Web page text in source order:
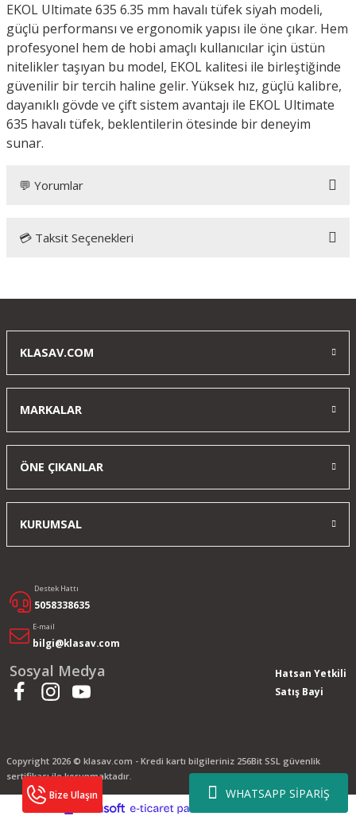
WHATSAPP SİPARİŞ
EKOL Ultimate 635 6.35 mm havalı tüfek siyah modeli,
güçlü performansı ve ergonomik yapısı ile öne çıkar. Hem
profesyonel hem de hobi amaçlı kullanıcılar için üstün
nitelikler taşıyan bu model, EKOL kalitesi ile birleştiğinde
güvenilir bir tercih haline gelir. Yüksek hız, güçlü kalibre,
dayanıklı gövde ve çift sistem avantajı ile EKOL Ultimate
635 havalı tüfek, beklentilerin ötesinde bir deneyim
sunar.
💬 Yorumlar
Bu ürüne ilk yorumu siz yapın!
💳 Taksit Seçenekleri
KLASAV.COM
MARKALAR
ÖNE ÇIKANLAR
KURUMSAL
Destek Hattı
5058338635
E-mail
bilgi@klasav.com
Sosyal Medya
Hatsan Yetkili
Satış Bayi
Copyright 2026 © klasav.com - Kredi kartı bilgileriniz 256Bit SSL güvenlik
sertifikası ile korunmaktadır.
Bize Ulaşın
ideasoft